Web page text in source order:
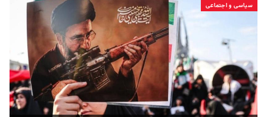
سیاسی و اجتماعی